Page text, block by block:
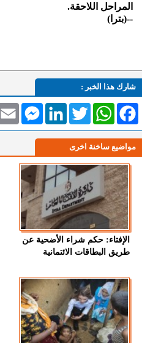
المراحل اللاحقة.
--(بترا)
شارك هذا الخبر :
Email
MessengerLinkedInTwitterWhatsAppFacebook
مواضيع ساخنة اخرى
الإفتاء: حكم شراء الأضحية عن
طريق البطاقات الائتمانية